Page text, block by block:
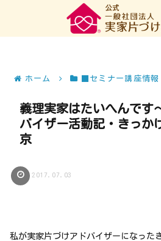
ホーム ■セミナー講座情報
義理実家はたいへんです
バイザー活動記・きっか
京
2017.07.03
私が実家片づけアドバイザーになった